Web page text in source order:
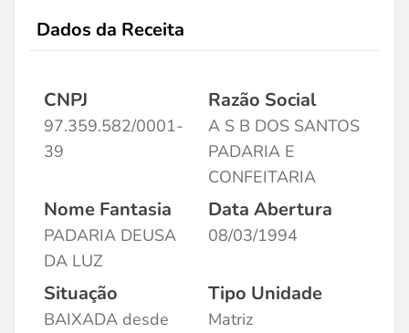
Dados da Receita
CNPJ
97.359.582/0001-
39
Razão Social
A S B DOS SANTOS
PADARIA E
CONFEITARIA
Nome Fantasia
PADARIA DEUSA
DA LUZ
Data Abertura
08/03/1994
Situação
BAIXADA desde
Tipo Unidade
Matriz